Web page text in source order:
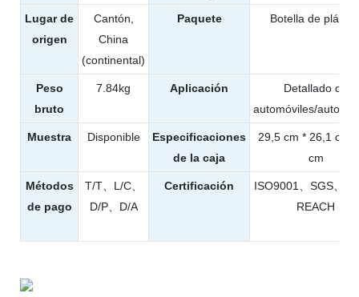
Lugar de
origen
Cantón,
China
(continental)
Paquete Botella de
Peso
bruto
7.84kg Aplicación
Detallado de
automóviles/
Muestra Disponible
Especificaciones
de la caja
29,5 cm * 26,1 cm
cm
Métodos
de pago
T/T、L/C、
D/P、D/A
Certificación
ISO9001、SGS、
REACH